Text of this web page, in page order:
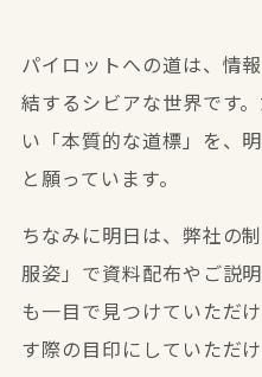
パイロットへの道は、情
結するシビアな世界です
い「本質的な道標」を、
と願っています。
ちなみに明日は、弊社の
服姿」で資料配布やご説
も一目で見つけていただ
す際の目印にしていただけ